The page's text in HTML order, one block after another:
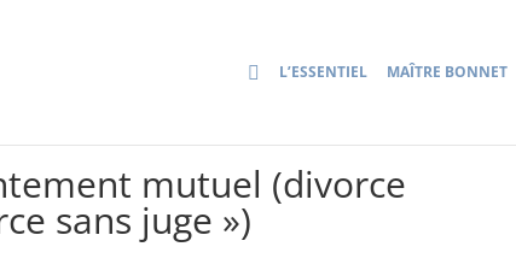
L’ESSENTIEL MAÎTRE BONNET
mutuel (divorce
sans juge »)